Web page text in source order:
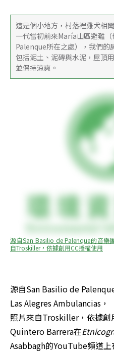
這是個小地方，村落裡雞犬相
一代當初前來María山區避難
Palenque所在之處），我們的
包括泥土、泥磚與水泥，屋頂
並保持涼爽。
源自San Basilio de Palenque的音樂
自Troskiller，依據創用CC授權使用
源自San Basilio de
Las Alegres Ambulancias，
照片來自Troskiller，依據創
Quintero Barrera在
Asabbagh的YouTube頻道上